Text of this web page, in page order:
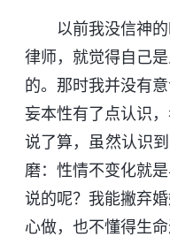
以前我没信神
律师，就觉得自己
的。那时我并没有
妄本性有了点认识
说了算，虽然认识
磨：性情不变化就
说的呢？我能撇弃
心做，也不懂得生